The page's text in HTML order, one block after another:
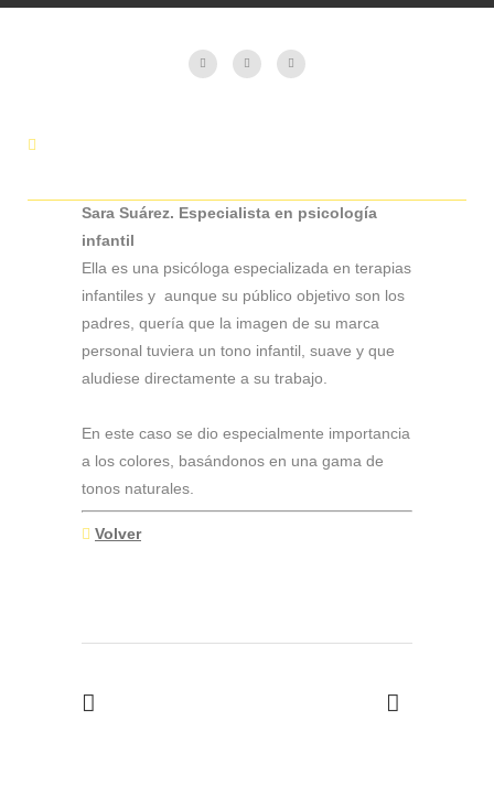
Sara Suárez. Especialista en psicología
infantil
Ella es una psicóloga especializada en terapias
infantiles y aunque su público objetivo son los
padres, quería que la imagen de su marca
personal tuviera un tono infantil, suave y que
aludiese directamente a su trabajo.
En este caso se dio especialmente importancia
a los colores, basándonos en una gama de
tonos naturales.
Volver